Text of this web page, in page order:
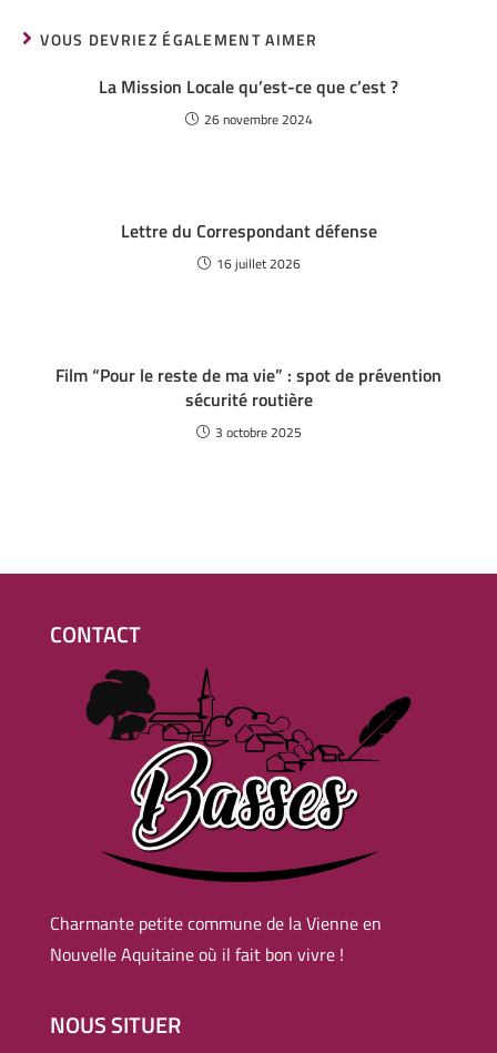
VOUS DEVRIEZ ÉGALEMENT AIMER
La Mission Locale qu’est-ce que c’est ?
26 novembre 2024
Lettre du Correspondant défense
16 juillet 2026
Film “Pour le reste de ma vie” : spot de prévention
sécurité routière
3 octobre 2025
CONTACT
Charmante petite commune de la Vienne en
Nouvelle Aquitaine où il fait bon vivre !
NOUS SITUER